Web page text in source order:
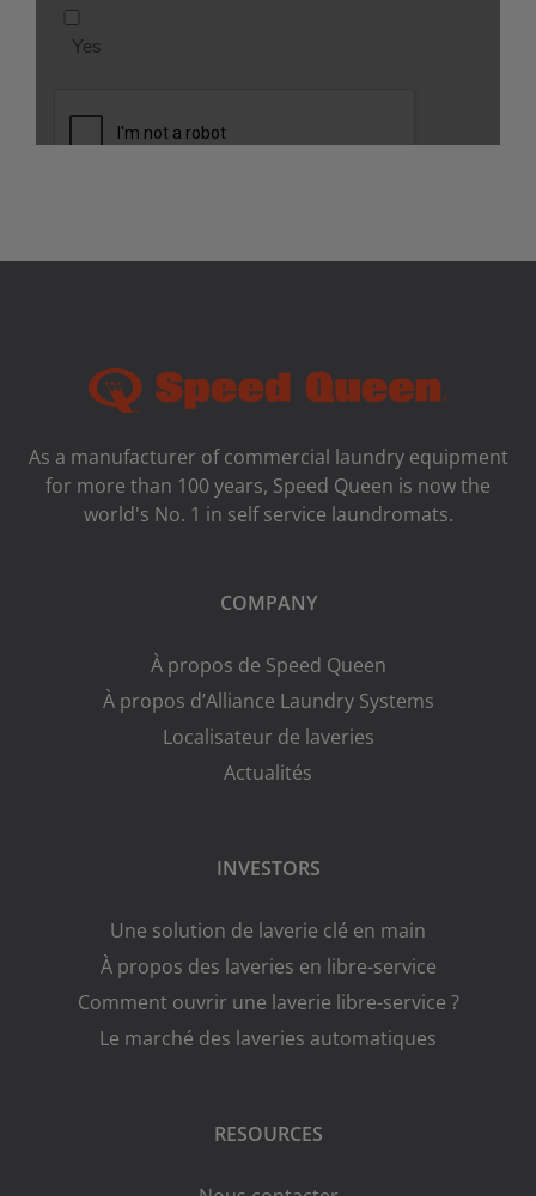
As a manufacturer of commercial laundry equipment
for more than 100 years, Speed ​​Queen is now the
world's No. 1 in self service laundromats.
COMPANY
À propos de Speed Queen
À propos d’Alliance Laundry Systems
Localisateur de laveries
Actualités
INVESTORS
Une solution de laverie clé en main
À propos des laveries en libre-service
Comment ouvrir une laverie libre-service ?
Le marché des laveries automatiques
RESOURCES